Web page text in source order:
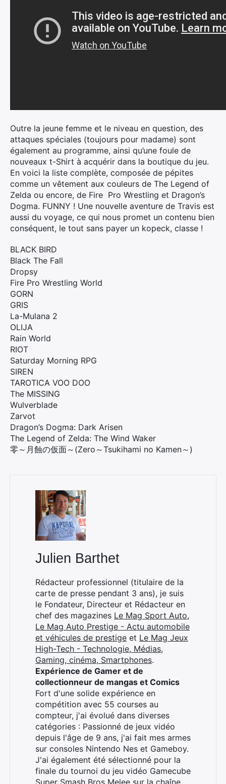
Outre la jeune femme et le niveau en question, des
attaques spéciales (toujours pour madame) sont
également au programme, ainsi qu’une foule de
nouveaux t-Shirt à acquérir dans la boutique du jeu.
En voici la liste complète, composée de pépites
comme un vêtement aux couleurs de The Legend of
Zelda ou encore, de Fire Pro Wrestling et Dragon’s
Dogma. FUNNY ! Une nouvelle aventure de Travis est
aussi du voyage, ce qui nous promet un contenu bien
conséquent, le tout sans payer un kopeck, classe !
BLACK BIRD
Black The Fall
Dropsy
Fire Pro Wrestling World
GORN
GRIS
La-Mulana 2
OLIJA
Rain World
RIOT
Saturday Morning RPG
SIREN
TAROTICA VOO DOO
The MISSING
Wulverblade
Zarvot
Dragon’s Dogma: Dark Arisen
The Legend of Zelda: The Wind Waker
零～月蝕の仮面～(Zero～Tsukihami no Kamen～)
Julien Barthet
Rédacteur professionnel (titulaire de la
carte de presse pendant 3 ans), je suis
le Fondateur, Directeur et Rédacteur en
chef des magazines Le Mag Sport Auto,
Le Mag Auto Prestige - Actu automobile
et véhicules de prestige et Le Mag Jeux
High-Tech - Technologie, Médias,
Gaming, cinéma, Smartphones.
Expérience de Gamer et de
collectionneur de mangas et Comics
Fort d'une solide expérience en
compétition avec 55 courses au
compteur, j'ai évolué dans diverses
catégories : Passionné de jeux vidéo
depuis l'âge de 9 ans, j'ai fait mes armes
sur consoles Nintendo Nes et Gameboy.
J'ai également été sélectionné pour la
finale du tournoi du jeu vidéo Gamecube
Super Smash Bros Melee sur la chaîne